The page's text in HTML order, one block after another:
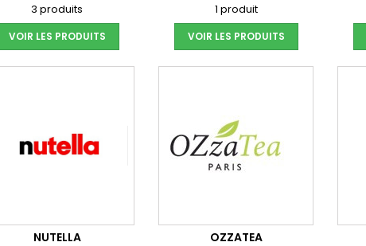
3 produits
VOIR LES PRODUITS
1 produit
VOIR LES PRODUITS
NUTELLA OZZATEA